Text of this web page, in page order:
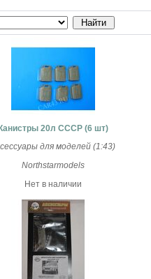
Канистры 20л СССР (6 шт)
для моделей (1:43)
Northstarmodels
Нет в наличии